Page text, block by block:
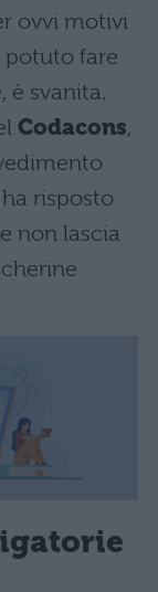
ovvi motivi
potuto fare
è svanita.
Codacons,
risposto
non lascia